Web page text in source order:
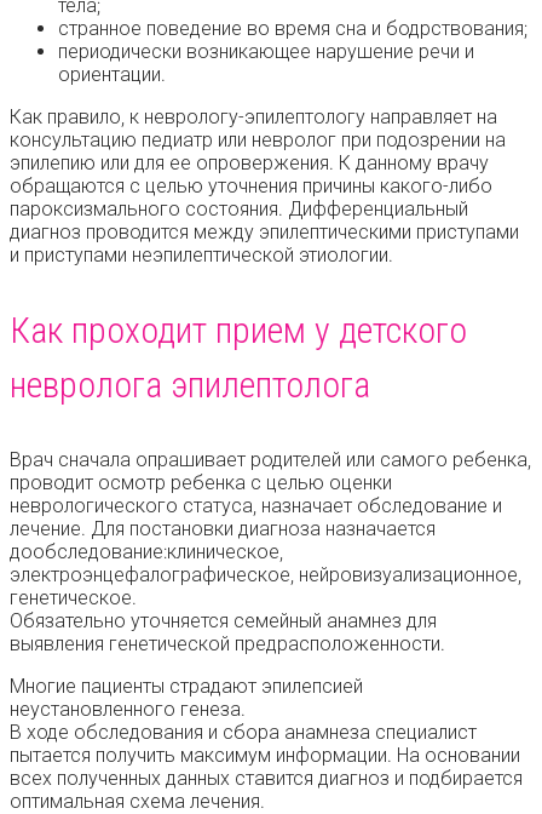
тела;
странное поведение во время сна и бодрствования;
периодически возникающее нарушение речи и
ориентации.
Как правило, к неврологу-эпилептологу направляет на
консультацию педиатр или невролог при подозрении на
эпилепию или для ее опровержения. К данному врачу
обращаются с целью уточнения причины какого-либо
пароксизмального состояния. Дифференциальный
диагноз проводится между эпилептическими приступами
и приступами неэпилептической этиологии.
Как проходит прием у детского
невролога эпилептолога
Врач сначала опрашивает родителей или самого ребенка,
проводит осмотр ребенка с целью оценки
неврологического статуса, назначает обследование и
лечение. Для постановки диагноза назначается
дообследование:клиническое,
электроэнцефалографическое, нейровизуализационное,
генетическое.
Обязательно уточняется семейный анамнез для
выявления генетической предрасположенности.
Многие пациенты страдают эпилепсией
неустановленного генеза.
В ходе обследования и сбора анамнеза специалист
пытается получить максимум информации. На основании
всех полученных данных ставится диагноз и подбирается
оптимальная схема лечения.